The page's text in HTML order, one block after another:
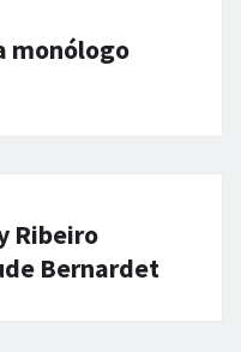
monólogo
Ribeiro
Bernardet